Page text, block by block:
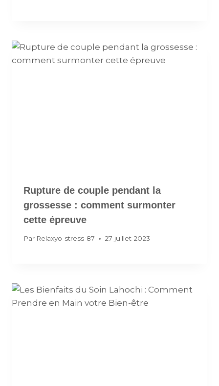
Rupture de couple pendant la
grossesse : comment surmonter
cette épreuve
Par Relaxyo-stress-87 27 juillet 2023